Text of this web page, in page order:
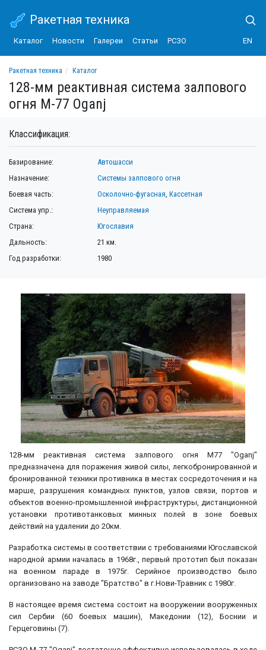
Ракетная техника
Каталог Новости Галереи Статьи РСЗО EN
Ракетная техника
Каталог
128-мм реактивная система залпового огня M-77 Oganj
128-мм реактивная система залпового
огня M-77 Oganj
128-мм реактивная система залпового огня M77 "Oganj"
предназначена для поражения живой силы, легкобронированной и
бронированной техники противника в местах сосредоточения и на
марше, разрушения командных пунктов, узлов связи, портов и
объектов военно-промышленной инфраструктуры, дистанционной
установки противотанковых минных полей в зоне боевых
действий на удалении до 20км.
Разработка системы в соответствии с требованиями Югославской
народной армии началась в 1968г., первый прототип был показан
на военном параде в 1975г. Серийное производство было
организовано на заводе "Братство" в г.Нови-Травник c 1980г.
В настоящее время система состоит на вооружении вооруженных
сил Сербии (60 боевых машин), Македонии (12), Боснии и
Герцеговины (7).
Классификация:
Базирование:
Автошасси
Назначение:
Системы залпового огня
Боевая часть:
Осколочно-фугасная,Кассетная
Система упр.:
Неуправляемая
Страна:
Югославия
Дальность:
21 км.
Год разработки:
1980